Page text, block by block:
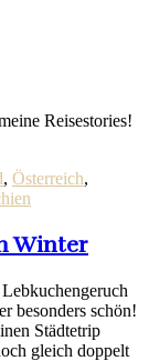
Reisestories!
, Österreich,
Winter
besonders schön!
Städtetrip
gleich doppelt